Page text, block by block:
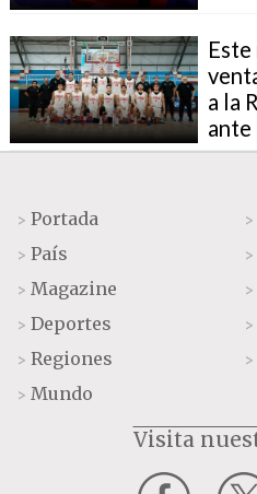
a la
ante
> Portada
> País
> Magazine
> Deportes
> Regiones
> Mundo
>
>
>
>
>
Visita